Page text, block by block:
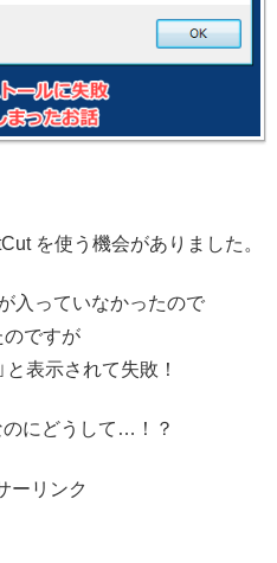
を使う機会がありました。
入っていなかったので
のですが
と表示されて失敗！
にどうして…！？
ーリンク